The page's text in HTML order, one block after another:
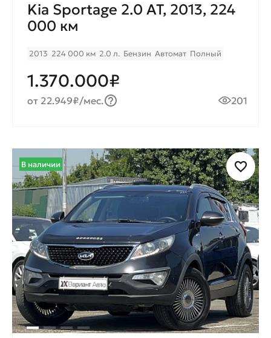
Kia Sportage 2.0 AT, 2013, 224
000 км
2013 224 000 км 2.0 л. Бензин Автомат Полный
1.370.000₽
от 22.949₽/мес. 201
В наличии